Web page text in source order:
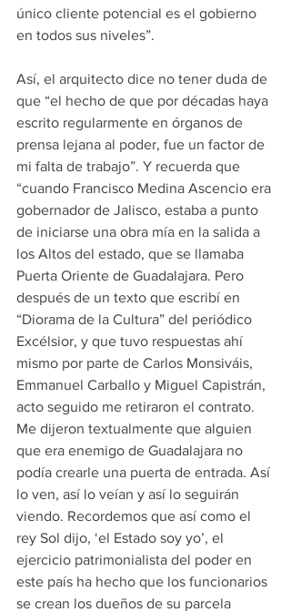
único cliente potencial es el gobierno
en todos sus niveles”.
Así, el arquitecto dice no tener duda de
que “el hecho de que por décadas haya
escrito regularmente en órganos de
prensa lejana al poder, fue un factor de
mi falta de trabajo”. Y recuerda que
“cuando Francisco Medina Ascencio era
gobernador de Jalisco, estaba a punto
de iniciarse una obra mía en la salida a
los Altos del estado, que se llamaba
Puerta Oriente de Guadalajara. Pero
después de un texto que escribí en
“Diorama de la Cultura” del periódico
Excélsior, y que tuvo respuestas ahí
mismo por parte de Carlos Monsiváis,
Emmanuel Carballo y Miguel Capistrán,
acto seguido me retiraron el contrato.
Me dijeron textualmente que alguien
que era enemigo de Guadalajara no
podía crearle una puerta de entrada. Así
lo ven, así lo veían y así lo seguirán
viendo. Recordemos que así como el
rey Sol dijo, ‘el Estado soy yo’, el
ejercicio patrimonialista del poder en
este país ha hecho que los funcionarios
se crean los dueños de su parcela